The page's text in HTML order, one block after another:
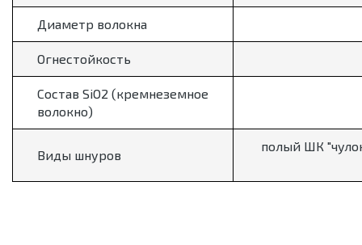
Диаметр волокна
Огнестойкость
Состав SiO2 (кремнеземное
волокно)
Виды шнуров
полый ШК